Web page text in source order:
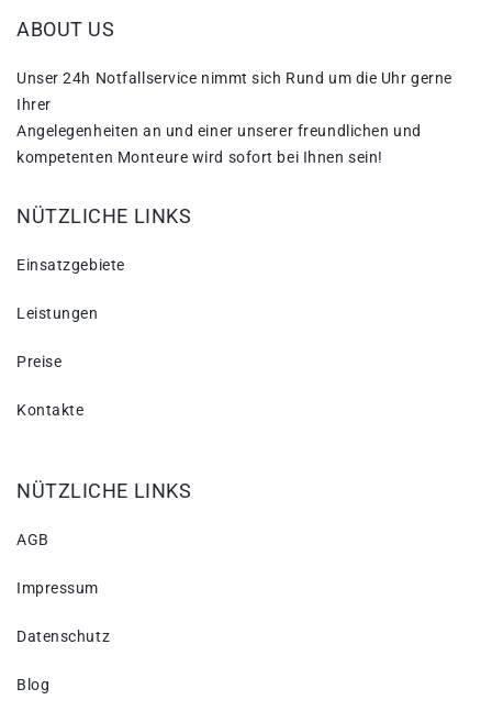
ABOUT US
Unser 24h Notfallservice nimmt sich Rund um die Uhr gerne
Ihrer
Angelegenheiten an und einer unserer freundlichen und
kompetenten Monteure wird sofort bei Ihnen sein!
NÜTZLICHE LINKS
Einsatzgebiete
Leistungen
Preise
Kontakte
NÜTZLICHE LINKS
AGB
Impressum
Datenschutz
Blog